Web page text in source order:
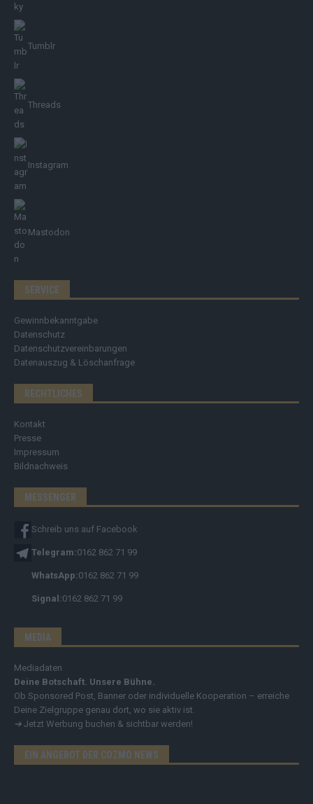
Tumblr
Threads
Instagram
Mastodon
SERVICE
Gewinnbekanntgabe
Datenschutz
Datenschutzvereinbarungen
Datenauszug & Löschanfrage
RECHTLICHES
Kontakt
Presse
Impressum
Bildnachweis
MESSENGER
Schreib uns auf Facebook
Telegram:0162 862 71 99
WhatsApp:0162 862 71 99
Signal:0162 862 71 99
MEDIA
Mediadaten
Deine Botschaft. Unsere Bühne.
Ob Sponsored Post, Banner oder individuelle Kooperation – erreiche
Deine Zielgruppe genau dort, wo sie aktiv ist.
➔ Jetzt Werbung buchen & sichtbar werden!
EIN ANGEBOT DER COZMO NEWS